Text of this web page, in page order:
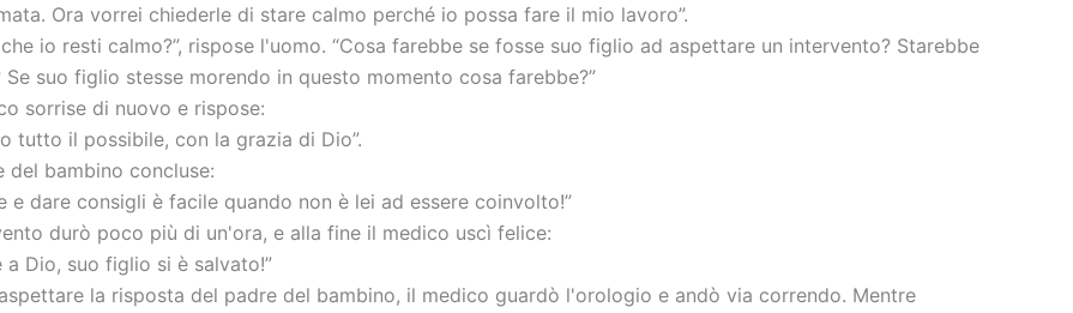
Ora vorrei chiederle di stare calmo perché io possa fare il mio lavoro”.
io resti calmo?”, rispose l'uomo. “Cosa farebbe se fosse suo figlio ad aspettare un intervento? Starebbe
Se suo figlio stesse morendo in questo momento cosa farebbe?”
sorrise di nuovo e rispose:
tutto il possibile, con la grazia di Dio”.
del bambino concluse:
e dare consigli è facile quando non è lei ad essere coinvolto!”
durò poco più di un'ora, e alla fine il medico uscì felice:
a Dio, suo figlio si è salvato!”
la risposta del padre del bambino, il medico guardò l'orologio e andò via correndo. Mentre